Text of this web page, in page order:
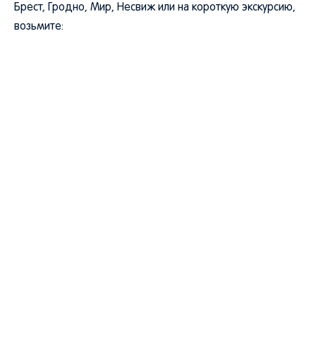
Брест, Гродно, Мир, Несвиж или на короткую экскурсию,
возьмите: